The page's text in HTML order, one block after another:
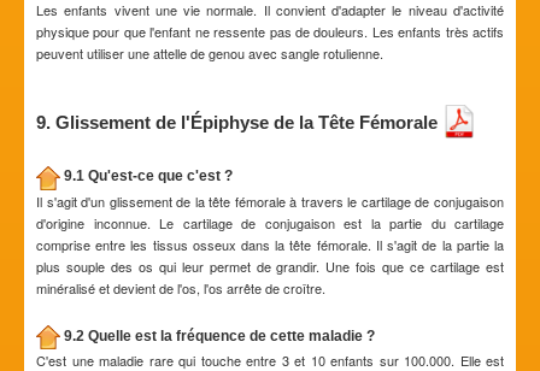
Les enfants vivent une vie normale. Il convient d'adapter le niveau d'activité
physique pour que l'enfant ne ressente pas de douleurs. Les enfants très actifs
peuvent utiliser une attelle de genou avec sangle rotulienne.
9. Glissement de l'Épiphyse de la Tête Fémorale
9.1 Qu'est-ce que c'est ?
Il s'agit d'un glissement de la tête fémorale à travers le cartilage de conjugaison
d'origine inconnue. Le cartilage de conjugaison est la partie du cartilage
comprise entre les tissus osseux dans la tête fémorale. Il s'agit de la partie la
plus souple des os qui leur permet de grandir. Une fois que ce cartilage est
minéralisé et devient de l'os, l'os arrête de croître.
9.2 Quelle est la fréquence de cette maladie ?
C'est une maladie rare qui touche entre 3 et 10 enfants sur 100.000. Elle est